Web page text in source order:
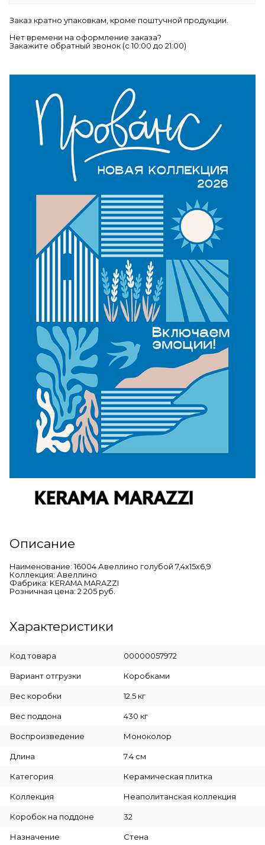
Заказ кратно упаковкам, кроме поштучной продукции.
Нет времени на оформление заказа?
Закажите обратный звонок (c 10:00 до 21:00)
Описание
Наименование: 16004 Авеллино голубой 7,4х15х6,9
Коллекция: Авеллино
Фабрика: KERAMA MARAZZI
Розничная цена: 2 205 руб.
Характеристики
Код товара 00000057972
Вариант отгрузки Коробками
Вес коробки 12.5 кг
Вес поддона 430 кг
Воспроизведение Моноколор
Длина 7.4 см
Категория Керамическая плитка
Коллекция Неаполитанская коллекция
Коробок на поддоне 32
Назначение Стена